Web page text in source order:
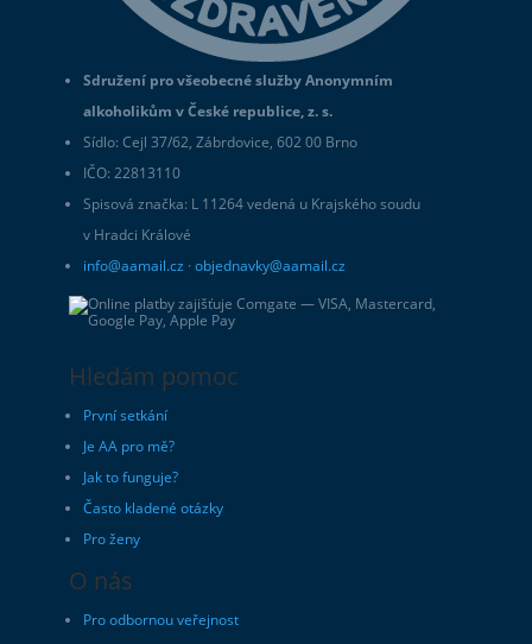
Sdružení pro všeobecné služby Anonymním
alkoholikům v České republice, z. s.
Sídlo: Cejl 37/62, Zábrdovice, 602 00 Brno
IČO: 22813110
Spisová značka: L 11264 vedená u Krajského soudu
v Hradci Králové
info@aamail.cz · objednavky@aamail.cz
Hledám pomoc
První setkání
Je AA pro mě?
Jak to funguje?
Často kladené otázky
Pro ženy
O nás
Pro odbornou veřejnost